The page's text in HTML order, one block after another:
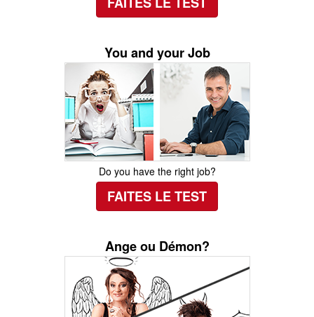
You and your Job
Do you have the right job?
FAITES LE TEST
Ange ou Démon?